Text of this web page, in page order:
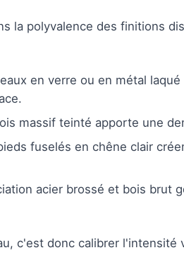
la polyvalence des finitions
en verre ou en métal
massif teinté apporte une
fuselés en chêne clair
acier brossé et bois brut
c'est donc calibrer l'intensité